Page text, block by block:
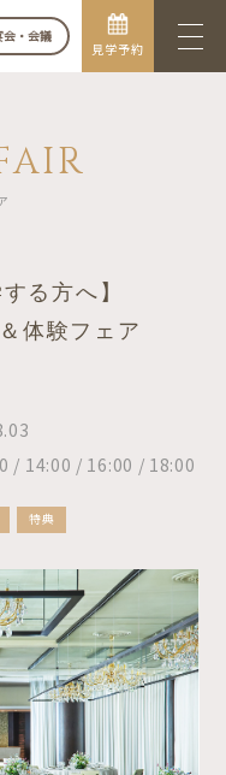
会・会議
見学予約
る方へ】
体験フェア
/ 14:00 / 16:00 / 18:00
特典